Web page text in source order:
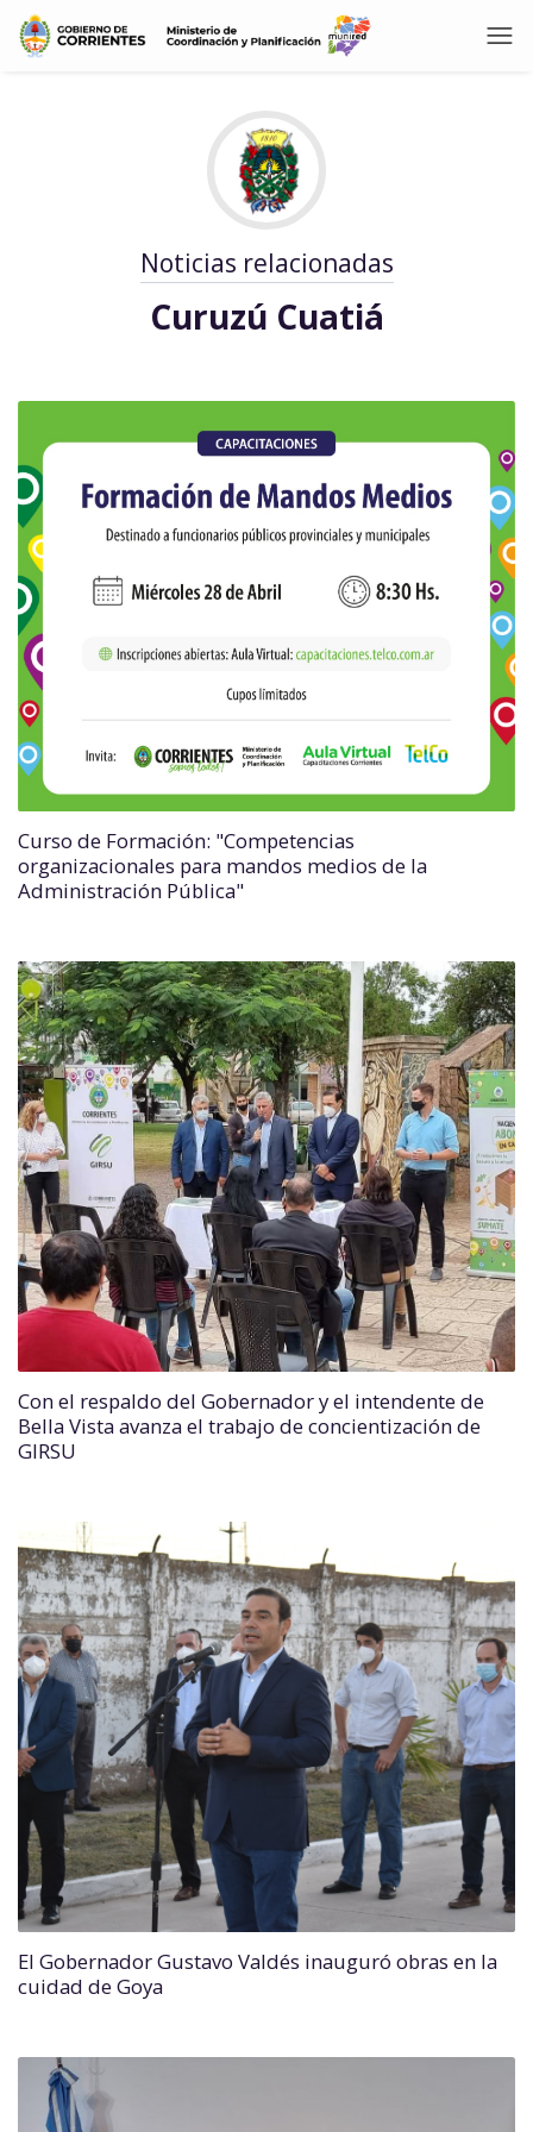
Noticias relacionadas
Curuzú Cuatiá
Curso de Formación: "Competencias
organizacionales para mandos medios de la
Administración Pública"
Con el respaldo del Gobernador y el intendente de
Bella Vista avanza el trabajo de concientización de
GIRSU
El Gobernador Gustavo Valdés inauguró obras en la
cuidad de Goya